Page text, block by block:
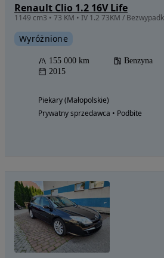
Renault Clio 1.2 16V Life
1149 cm3 • 73 KM • IV 1.2 73KM /
Wyróżnione
155 000 km Benzyna
2015
Piekary (Małopolskie)
Prywatny sprzedawca • Podbite